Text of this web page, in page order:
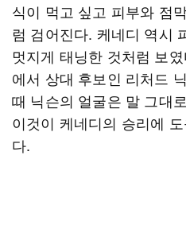
식이 먹고 싶고 피부와 점
럼 검어진다. 케네디 역시
멋지게 태닝한 것처럼 보
에서 상대 후보인 리처드
때 닉슨의 얼굴은 말 그대
이것이 케네디의 승리에
다.